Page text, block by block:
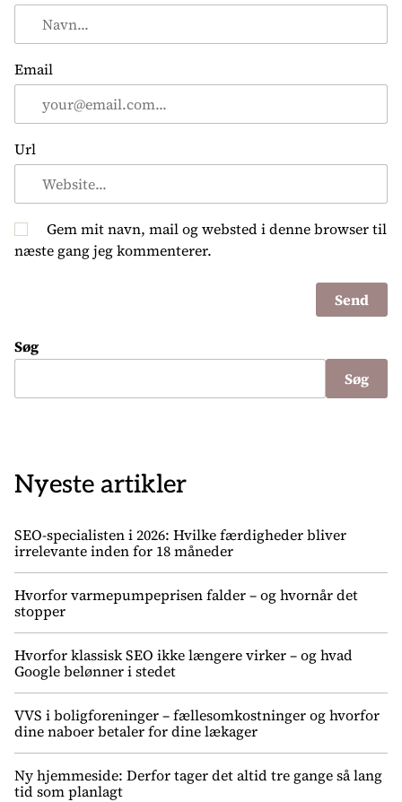
Email
Url
Gem mit navn, mail og websted i denne browser til
næste gang jeg kommenterer.
Søg
Søg
Nyeste artikler
SEO-specialisten i 2026: Hvilke færdigheder bliver
irrelevante inden for 18 måneder
Hvorfor varmepumpeprisen falder – og hvornår det
stopper
Hvorfor klassisk SEO ikke længere virker – og hvad
Google belønner i stedet
VVS i boligforeninger – fællesomkostninger og hvorfor
dine naboer betaler for dine lækager
Ny hjemmeside: Derfor tager det altid tre gange så lang
tid som planlagt